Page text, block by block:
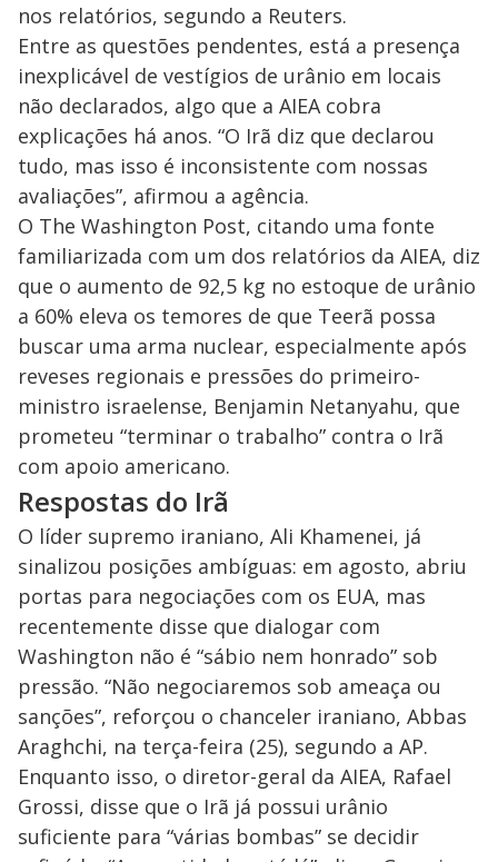
nos relatórios, segundo a Reuters.
Entre as questões pendentes, está a presença
inexplicável de vestígios de urânio em locais
não declarados, algo que a AIEA cobra
explicações há anos. “O Irã diz que declarou
tudo, mas isso é inconsistente com nossas
avaliações”, afirmou a agência.
O The Washington Post, citando uma fonte
familiarizada com um dos relatórios da AIEA, diz
que o aumento de 92,5 kg no estoque de urânio
a 60% eleva os temores de que Teerã possa
buscar uma arma nuclear, especialmente após
reveses regionais e pressões do primeiro-
ministro israelense, Benjamin Netanyahu, que
prometeu “terminar o trabalho” contra o Irã
com apoio americano.
Respostas do Irã
O líder supremo iraniano, Ali Khamenei, já
sinalizou posições ambíguas: em agosto, abriu
portas para negociações com os EUA, mas
recentemente disse que dialogar com
Washington não é “sábio nem honrado” sob
pressão. “Não negociaremos sob ameaça ou
sanções”, reforçou o chanceler iraniano, Abbas
Araghchi, na terça-feira (25), segundo a AP.
Enquanto isso, o diretor-geral da AIEA, Rafael
Grossi, disse que o Irã já possui urânio
suficiente para “várias bombas” se decidir